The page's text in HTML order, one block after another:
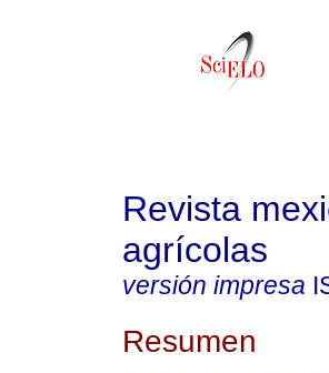
Revista
agrícolas
versión impresa
Resumen